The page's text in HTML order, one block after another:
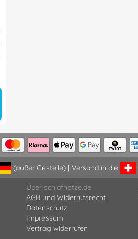
(außer Gestelle) | Versand in die
Über schlafnetze.de
AGB und Widerrufsrecht
Datenschutz
Impressum
Vertrag widerrufen